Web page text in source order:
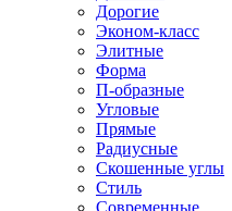
Дорогие
Эконом-класс
Элитные
Форма
П-образные
Угловые
Прямые
Радиусные
Скошенные углы
Стиль
Современные